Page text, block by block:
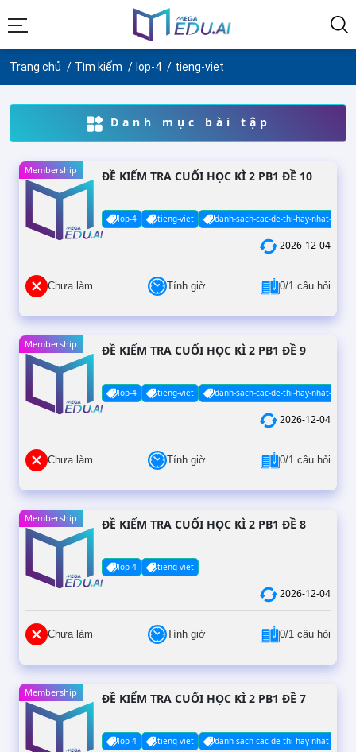
Trang chủ Tìm kiếm lop-4 tieng-viet
Danh mục bài tập
Membership ĐỀ KIỂM TRA CUỐI HỌC KÌ 2 PB1 ĐỀ 10
lop-4 tieng-viet danh-sach-cac-de-thi-hay-nhat-co-
2026-12-04
Chưa làm Tính giờ 0/1 câu hỏi
Membership ĐỀ KIỂM TRA CUỐI HỌC KÌ 2 PB1 ĐỀ 9
lop-4 tieng-viet danh-sach-cac-de-thi-hay-nhat-co-
2026-12-04
Chưa làm Tính giờ 0/1 câu hỏi
Membership ĐỀ KIỂM TRA CUỐI HỌC KÌ 2 PB1 ĐỀ 8
lop-4 tieng-viet
2026-12-04
Chưa làm Tính giờ 0/1 câu hỏi
Membership ĐỀ KIỂM TRA CUỐI HỌC KÌ 2 PB1 ĐỀ 7
lop-4 tieng-viet danh-sach-cac-de-thi-hay-nhat-co-